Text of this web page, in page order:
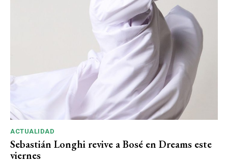
ACTUALIDAD
Sebastián Longhi revive a Bosé en Dreams este
viernes